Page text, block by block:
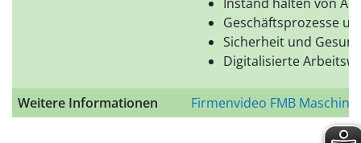
Geschäftsprozesse
Sicherheit und
Digitalisierte
Weitere Informationen Firmenvideo FMB